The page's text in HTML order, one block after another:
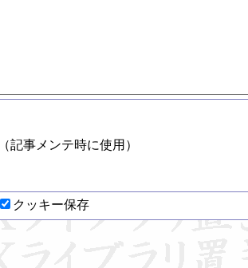
（記事メンテ時に使用）
クッキー保存